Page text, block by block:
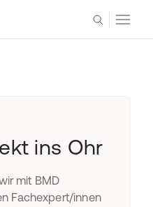
ins Ohr
mit BMD
Fachexpert/innen